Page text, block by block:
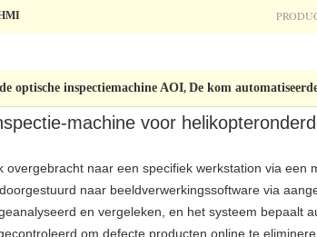
optische inspectiemachine AOI, De kom
machine voor
overgebracht naar een specifiek werkstation via
naar beeldverwerkingssoftware via
en vergeleken, en het systeem bepaalt
om defecte producten online te